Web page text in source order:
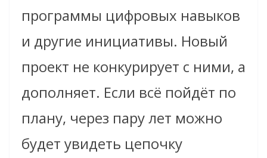
программы цифровых навыков
и другие инициативы. Новый
проект не конкурирует с ними, а
дополняет. Если всё пойдёт по
плану, через пару лет можно
будет увидеть цепочку